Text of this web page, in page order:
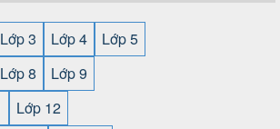
Lớp 3 Lớp 4
Lớp 5
Lớp 8
Lớp 9
Lớp 12